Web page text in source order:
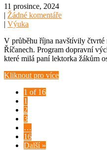
11 prosince, 2024
| Žádné komentáře
| Výuka
V průběhu října navštívily
Říčanech. Program dopravní
které milá paní lektorka žákům
Kliknout pro více
1 of 16
1
2
3
…
16
Další »